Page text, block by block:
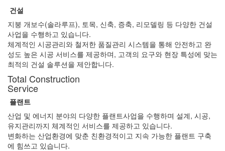
건설
지붕 개보수(솔라루프), 토목, 신축, 증축, 리모델링 등 다양한 건설
사업을 수행하고 있습니다.
체계적인 시공관리와 철저한 품질관리 시스템을 통해 안전하고 완
성도 높은 시공 서비스를 제공하며, 고객의 요구와 현장 특성에 맞는
최적의 건설 솔루션을 제안합니다.
Total Construction
Service
플랜트
산업 및 에너지 분야의 다양한 플랜트사업을 수행하며 설계, 시공,
유지관리까지 체계적인 서비스를 제공하고 있습니다.
변화하는 산업환경에 맞춘 친환경적이고 지속 가능한 플랜트 구축
에 힘쓰고 있습니다.